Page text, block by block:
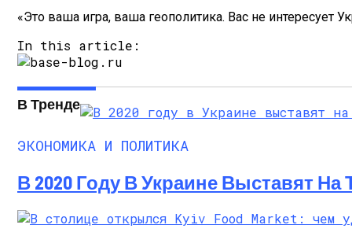
«Это ваша игра, ваша геополитика. Вас не интересует
In this article:
В Тренде
ЭКОНОМИКА И ПОЛИТИКА
В 2020 Году В Украине Выставят На